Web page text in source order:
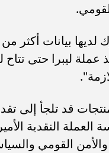
بيانات أكثر
ليبرا حتى تتاح
قد تلجأ إلى
النقدية
القومي